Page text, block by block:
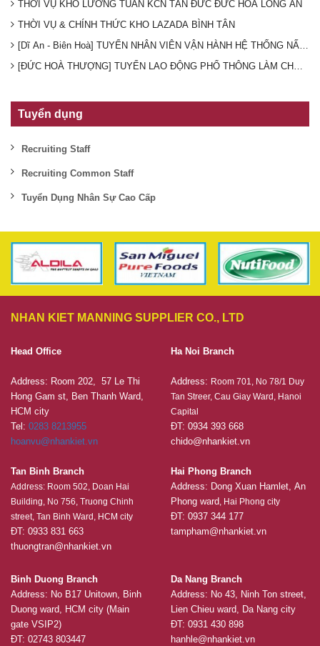
THỜI VỤ KHO LƯƠNG TUẦN KCN TÂN ĐỨC ĐỨC HOÀ LONG AN
THỜI VỤ & CHÍNH THỨC KHO LAZADA BÌNH TÂN
[Dĩ An - Biên Hoà] TUYỂN NHÂN VIÊN VẬN HÀNH HỆ THỐNG NẤU
[ĐỨC HOÀ THƯỢNG] TUYỂN LAO ĐỘNG PHỔ THÔNG LÀM CHO
Tuyển dụng
Recruiting Staff
Recruiting Common Staff
Tuyển Dụng Nhân Sự Cao Cấp
NHAN KIET MANNING SUPPLIER CO., LTD
Head Office
Address: Room 202, 57 Le Thi
Hong Gam st, Ben Thanh Ward,
HCM city
Tel: 0283 8213955
hoanvu@nhankiet.vn
Tan Binh Branch
Address: Room 502, Doan Hai
Building, No 756, Truong Chinh
street, Tan Binh Ward, HCM city
ĐT: 0933 831 663
thuongtran@nhankiet.vn
Ha Noi Branch
Address: Room 701, No 78/1 Duy
Tan Streer, Cau Giay Ward, Hanoi
Capital
ĐT: 0934 393 668
chido@nhankiet.vn
Hai Phong Branch
Address: Dong Xuan Hamlet, An
Phong ward, Hai Phong city
ĐT: 0937 344 177
tampham@nhankiet.vn
Binh Duong Branch
Address: No B17 Unitown, Binh
Duong ward, HCM city (Main
gate VSIP2)
ĐT: 02743 803447
Da Nang Branch
Address: No 43, Ninh Ton street,
Lien Chieu ward, Da Nang city
ĐT: 0931 430 898
hanhle@nhankiet.vn